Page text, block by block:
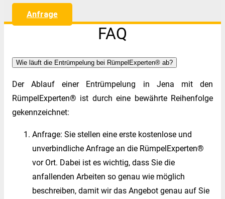
Anfrage
FAQ
Wie läuft die Entrümpelung bei RümpelExperten® ab?
Der Ablauf einer Entrümpelung in Jena mit den
RümpelExperten® ist durch eine bewährte Reihenfolge
gekennzeichnet:
Anfrage: Sie stellen eine erste kostenlose und
unverbindliche Anfrage an die RümpelExperten®
vor Ort. Dabei ist es wichtig, dass Sie die
anfallenden Arbeiten so genau wie möglich
beschreiben, damit wir das Angebot genau auf Sie